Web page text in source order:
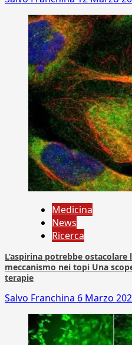
Medicina
News
Ricerca
L’aspirina potrebbe
meccanismo nei topi Una
terapie
Salvo Franchina 6 Marzo